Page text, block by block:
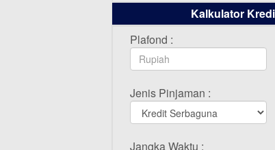
Daftar Pemenang
TAMASHA Bulan
16-10-2025
TAMASHA Bulan
20-09-2025
Daftar Pemenang
Kalkulator
Plafond :
Jenis Pinjaman :
Jangka Waktu :